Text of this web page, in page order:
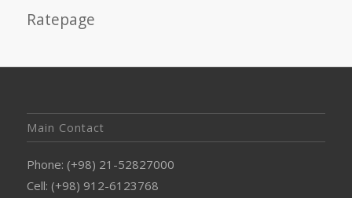
Ratepage
Main Contact
Phone: (+98) 21-52827000
Cell: (+98) 912-6123768